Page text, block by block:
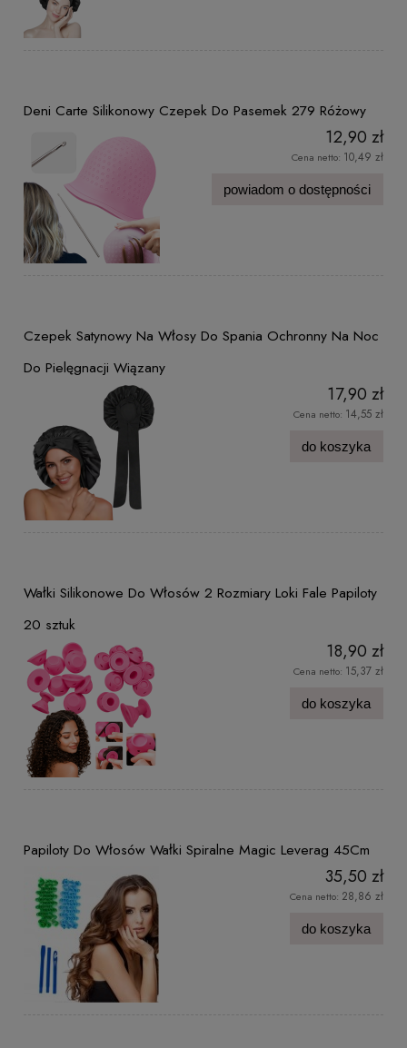
Deni Carte Silikonowy Czepek Do Pasemek 279 Różowy
12,90 zł
Cena netto: 10,49 zł
powiadom o dostępności
Czepek Satynowy Na Włosy Do Spania Ochronny Na Noc
Do Pielęgnacji Wiązany
17,90 zł
Cena netto: 14,55 zł
do koszyka
Wałki Silikonowe Do Włosów 2 Rozmiary Loki Fale Papiloty
20 sztuk
18,90 zł
Cena netto: 15,37 zł
do koszyka
Papiloty Do Włosów Wałki Spiralne Magic Leverag 45Cm
35,50 zł
Cena netto: 28,86 zł
do koszyka